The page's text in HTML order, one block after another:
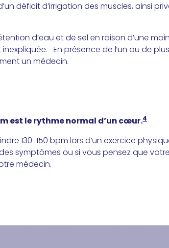
déficit d’irrigation des muscles, ainsi
d’eau et de sel en raison d’une
En présence de l’un ou de
un médecin.
est le rythme normal d’un cœur.4
130-150 bpm lors d’un exercice
symptômes ou si vous pensez que
médecin.